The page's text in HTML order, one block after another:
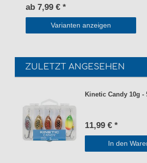
ab 7,99 € *
Varianten anzeigen
ZULETZT ANGESEHEN
Kinetic Candy 10g -
11,99 € *
In den